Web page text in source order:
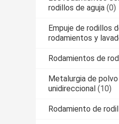
rodillos de aguja (0)
Empuje de rodillos
rodamientos y
Rodamientos de
Metalurgia de
unidireccional (10)
Rodamiento de